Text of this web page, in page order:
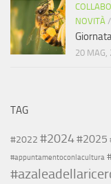
NOVITÀ /
20 MAG,
TAG
#2022 #2024#2025
#appuntamentoconlacultura